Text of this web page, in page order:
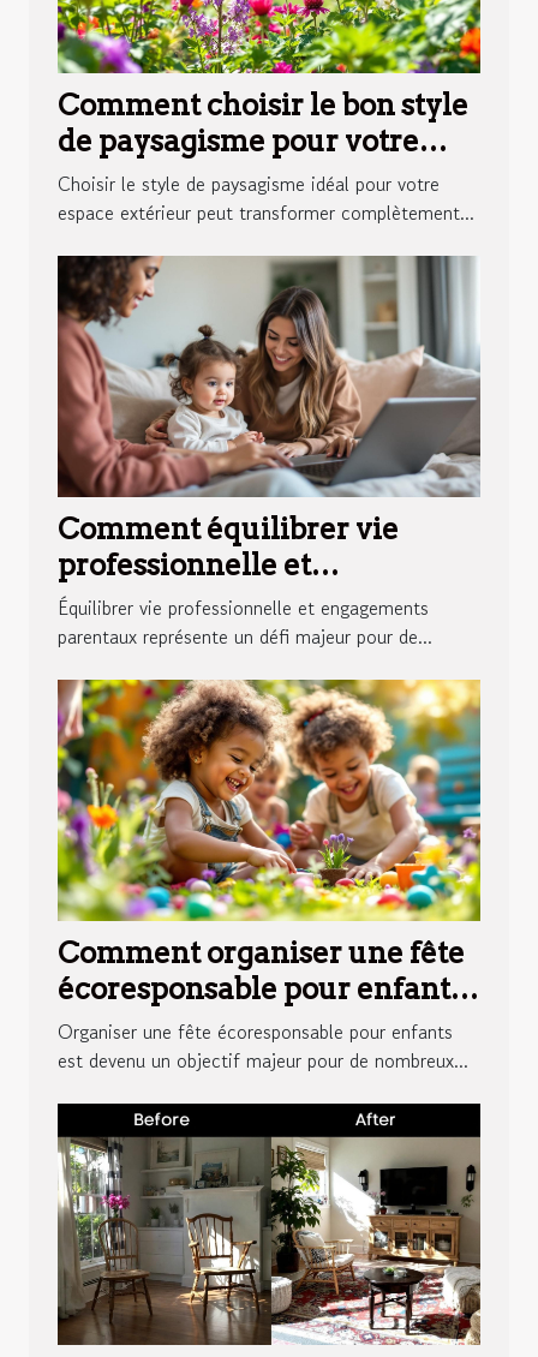
Comment choisir le bon style
de paysagisme pour votre
espace extérieur ?
Choisir le style de paysagisme idéal pour votre
espace extérieur peut transformer complètement...
Comment équilibrer vie
professionnelle et
engagements parentaux ?
Équilibrer vie professionnelle et engagements
parentaux représente un défi majeur pour de...
Comment organiser une fête
écoresponsable pour enfants
?
Organiser une fête écoresponsable pour enfants
est devenu un objectif majeur pour de nombreux...